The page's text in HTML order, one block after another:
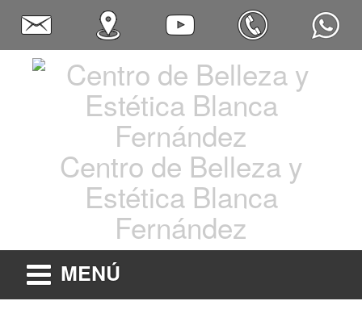
Centro de Belleza y
Estética Blanca
Fernández
MENÚ